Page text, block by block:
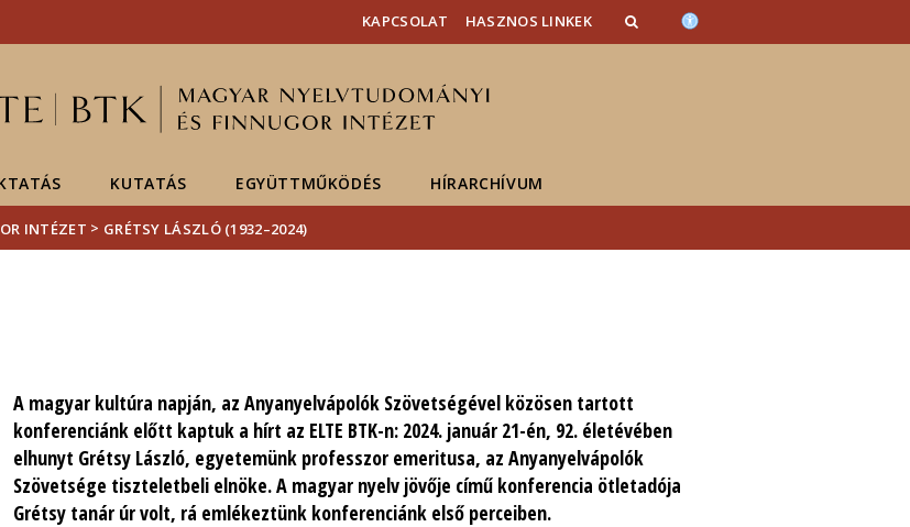
KAPCSOLAT HASZNOS LINKEK
KUTATÁS EGYÜTTMŰKÖDÉS HÍRARCHÍVUM
INTÉZET > GRÉTSY LÁSZLÓ (1932–2024)
A magyar kultúra napján, az Anyanyelvápolók Szövetségével közösen tartott
konferenciánk előtt kaptuk a hírt az ELTE BTK-n: 2024. január 21-én, 92. életévében
elhunyt Grétsy László, egyetemünk professzor emeritusa, az Anyanyelvápolók
Szövetsége tiszteletbeli elnöke. A magyar nyelv jövője című konferencia ötletadója
Grétsy tanár úr volt, rá emlékeztünk konferenciánk első perceiben.